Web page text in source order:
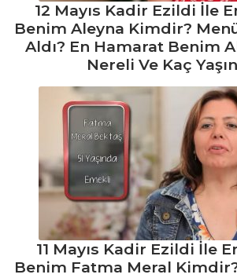
12 Mayıs Kadir Ezildi İle
Benim Aleyna Kimdir?
Aldı? En Hamarat Benim
Nereli Ve Kaç
11 Mayıs Kadir Ezildi İle
Benim Fatma Meral